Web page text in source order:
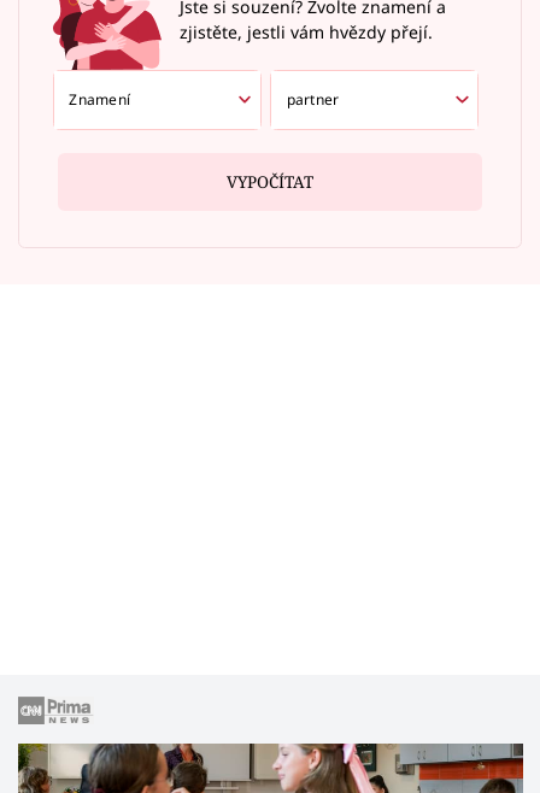
Jste si souzení? Zvolte znamení a
zjistěte, jestli vám hvězdy přejí.
VYPOČÍTAT